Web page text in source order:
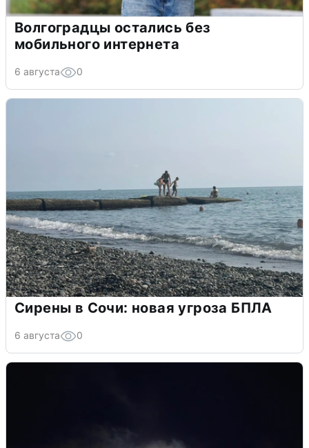
Волгоградцы остались без
мобильного интернета
6 августа 0
Сирены в Сочи: новая угроза БПЛА
6 августа 0